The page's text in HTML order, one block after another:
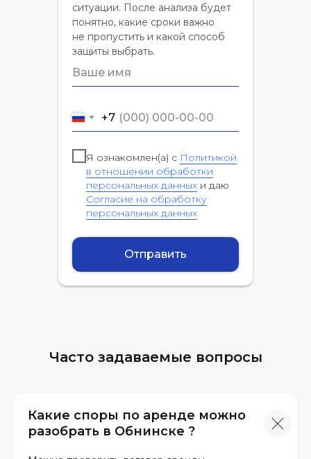
ситуации. После анализа будет
понятно, какие сроки важно
не пропустить и какой способ
защиты выбрать.
+7
Я ознакомлен(а) с Политикой
в отношении обработки
персональных данных и даю
Согласие на обработку
персональных данных
Отправить
Часто задаваемые вопросы
Какие споры по аренде можно
разобрать в Обнинске ?